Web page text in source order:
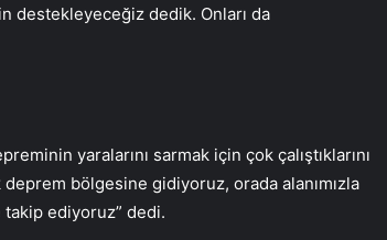
destekleyeceğiz dedik. Onları da
yaralarını sarmak için çok çalıştıklarını
bölgesine gidiyoruz, orada alanımızla
takip ediyoruz” dedi.